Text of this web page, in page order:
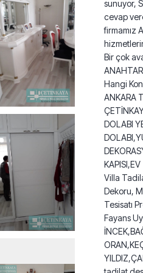
sunuyor,
cevap
firmamız
Bir çok
Hangi
ANKARA
DOLABI
Villa
Dekoru,
Tesisatı
Fayans